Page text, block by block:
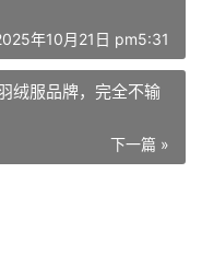
年10月21日 pm5:31
绒服品牌，完全不输
下一篇 »